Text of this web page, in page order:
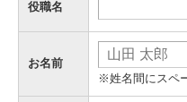
役職名
お名前
※姓名間にスペ